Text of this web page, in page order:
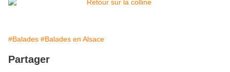
#Balades #Balades en Alsace
Partager